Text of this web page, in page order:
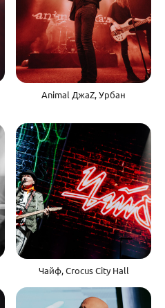
Animal ДжаZ, Урбан
Чайф, Crocus City Hall